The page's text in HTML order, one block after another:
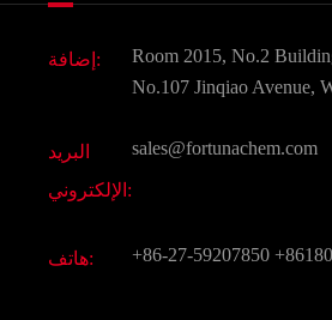
النكهات و عطور
الكيميائية CAS
جميع المواد الكيميائية غرامة
إضافة:
Room 2015, No.2
No.107 Jinqiao Avenue,
البريد
الإلكتروني:
sales@fortunachem.com
هاتف: +86-27-59207850